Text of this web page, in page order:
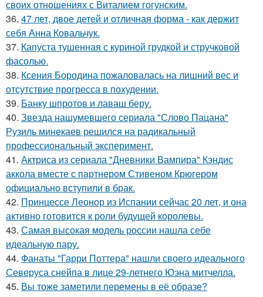
своих отношениях с Виталием гогунским.
36. 47 лет, двое детей и отличная форма - как держит
себя Анна Ковальчук.
37. Капуста тушенная с куриной грудкой и стручковой
фасолью.
38. Ксения Бородина пожаловалась на лишний вес и
отсутствие прогресса в похудении.
39. Банку шпротов и лаваш беру.
40. Звезда нашумевшего сериала "Слово Пацана"
Рузиль минекаев решился на радикальный
профессиональный эксперимент.
41. Актриса из сериала "Дневники Вампира" Кэндис
аккола вместе с партнером Стивеном Крюгером
официально вступили в брак.
42. Принцессе Леонор из Испании сейчас 20 лет, и она
активно готовится к роли будущей королевы.
43. Самая высокая модель россии нашла себе
идеальную пару.
44. Фанаты "Гарри Поттера" нашли своего идеального
Северуса снейпа в лице 29-летнего Юэна митчелла.
45. Вы тоже заметили перемены в её образе?